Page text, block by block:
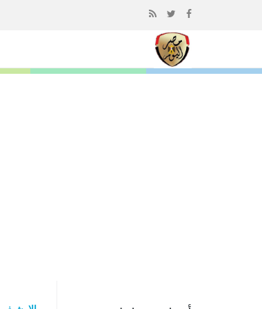
المحتوى